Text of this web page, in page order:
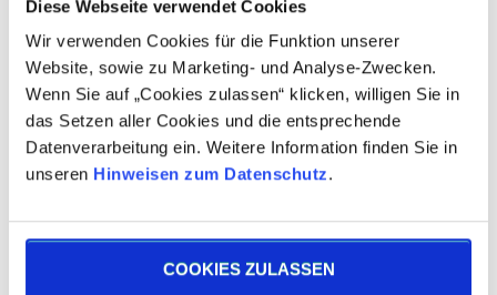
Diese Webseite verwendet Cookies
Wir verwenden Cookies für die Funktion unserer
Website, sowie zu Marketing- und Analyse-Zwecken.
Wenn Sie auf „Cookies zulassen“ klicken, willigen Sie in
das Setzen aller Cookies und die entsprechende
Datenverarbeitung ein. Weitere Information finden Sie in
unseren Hinweisen zum Datenschutz.
COOKIES ZULASSEN